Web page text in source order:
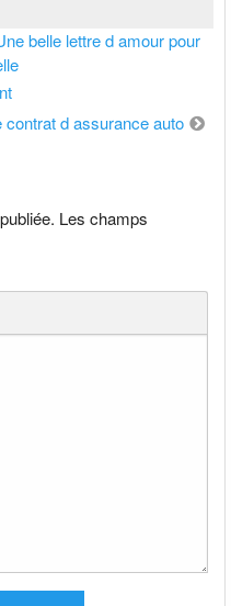
belle lettre d amour pour
contrat d assurance auto
Les champs